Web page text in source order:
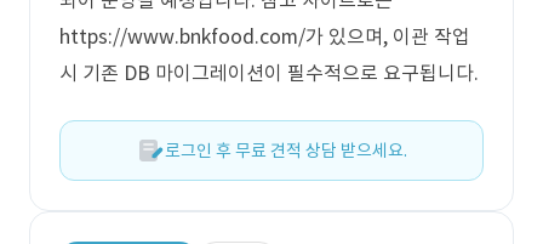
https://www.bnkfood.com/가 있으며, 이관 작업
시 기존 DB 마이그레이션이 필수적으로 요구됩니다.
로그인 후 무료 견적 상담 받으세요.